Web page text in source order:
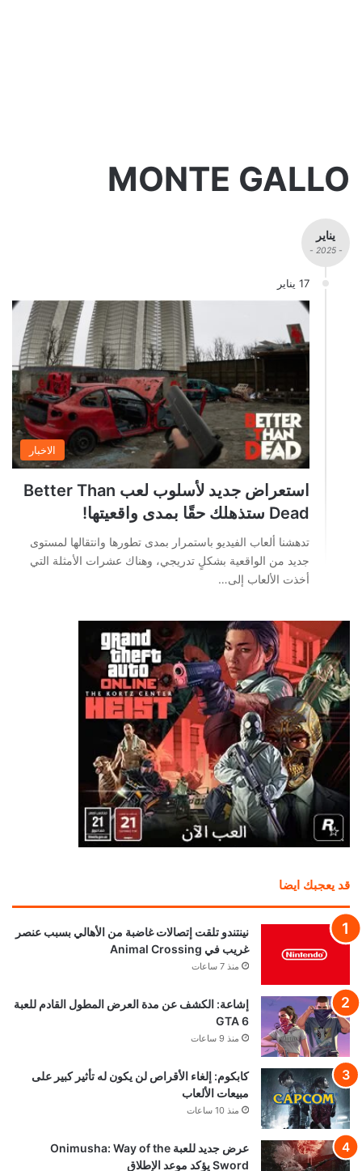
MONTE GALLO
يناير
- 2025 -
17 يناير
الاخبار
استعراض جديد لأسلوب لعب Better Than
Dead ستذهلك حقًا بمدى واقعيتها!
تدهشنا ألعاب الفيديو باستمرار بمدى تطورها وانتقالها لمستوى
جديد من الواقعية بشكلٍ تدريجي، وهناك عشرات الأمثلة التي
أخذت الألعاب إلى…
قد يعجبك ايضا
نينتندو تلقت إتصالات غاضبة من الأهالي بسبب عنصر
غريب في Animal Crossing
منذ 7 ساعات
إشاعة: الكشف عن مدة العرض المطول القادم للعبة
GTA 6
منذ 9 ساعات
كابكوم: إلغاء الأقراص لن يكون له تأثير كبير على
مبيعات الألعاب
منذ 10 ساعات
عرض جديد للعبة Onimusha: Way of the
Sword يؤكد موعد الإطلاق